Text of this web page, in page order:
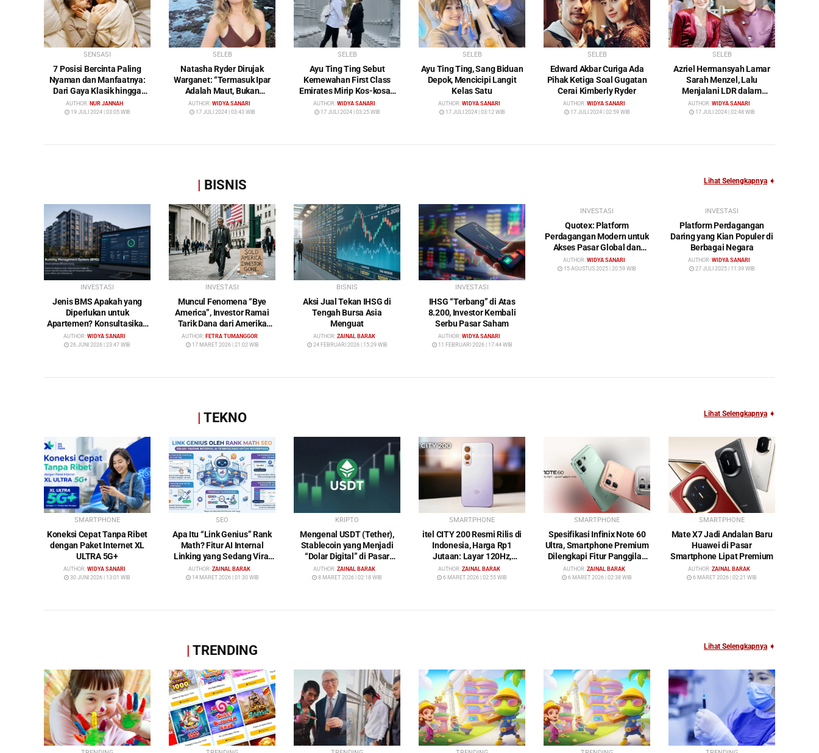
SENSASI
7 Posisi Bercinta Paling
Nyaman dan Manfaatnya:
Dari Gaya Klasik hingga
Gunting
AUTHOR: NUR JANNAH
19 JULI 2024 | 03:05 WIB
SELEB
Natasha Ryder Dirujak
Warganet: “Termasuk Ipar
Adalah Maut, Bukan
Mendamaikan Malah
Menyiram Bensin”
AUTHOR: WIDYA SANARI
17 JULI 2024 | 03:43 WIB
SELEB
Ayu Ting Ting Sebut
Kemewahan First Class
Emirates Mirip Kos-kosan
Mewah
AUTHOR: WIDYA SANARI
17 JULI 2024 | 03:25 WIB
SELEB
Ayu Ting Ting, Sang Biduan
Depok, Mencicipi Langit
Kelas Satu
AUTHOR: WIDYA SANARI
17 JULI 2024 | 03:12 WIB
SELEB
Edward Akbar Curiga Ada
Pihak Ketiga Soal Gugatan
Cerai Kimberly Ryder
AUTHOR: WIDYA SANARI
17 JULI 2024 | 02:59 WIB
SELEB
Azriel Hermansyah Lamar
Sarah Menzel, Lalu
Menjalani LDR dalam
Waktu yang Cukup Lama
AUTHOR: WIDYA SANARI
17 JULI 2024 | 02:48 WIB
| BISNIS Lihat Selengkapnya ➧
INVESTASI
Jenis BMS Apakah yang
Diperlukan untuk
Apartemen? Konsultasikan
Keperluan Anda Bersama
Bybamms!
AUTHOR: WIDYA SANARI
26 JUNI 2026 | 23:47 WIB
INVESTASI
Muncul Fenomena “Bye
America”, Investor Ramai
Tarik Dana dari Amerika
Serikat: Wall Street Mulai
Ditinggalkan
AUTHOR: FETRA TUMANGGOR
17 MARET 2026 | 21:02 WIB
BISNIS
Aksi Jual Tekan IHSG di
Tengah Bursa Asia
Menguat
AUTHOR: ZAINAL BARAK
24 FEBRUARI 2026 | 15:29 WIB
INVESTASI
IHSG “Terbang” di Atas
8.200, Investor Kembali
Serbu Pasar Saham
AUTHOR: WIDYA SANARI
11 FEBRUARI 2026 | 17:44 WIB
INVESTASI
Quotex: Platform
Perdagangan Modern untuk
Akses Pasar Global dan
Investasi Cerdas
AUTHOR: WIDYA SANARI
15 AGUSTUS 2025 | 20:59 WIB
INVESTASI
Platform Perdagangan
Daring yang Kian Populer di
Berbagai Negara
AUTHOR: WIDYA SANARI
27 JULI 2025 | 11:39 WIB
| TEKNO Lihat Selengkapnya ➧
SMARTPHONE
Koneksi Cepat Tanpa Ribet
dengan Paket Internet XL
ULTRA 5G+
AUTHOR: WIDYA SANARI
30 JUNI 2026 | 13:01 WIB
SEO
Apa Itu “Link Genius” Rank
Math? Fitur AI Internal
Linking yang Sedang Viral
di Dunia SEO
AUTHOR: ZAINAL BARAK
14 MARET 2026 | 01:30 WIB
KRIPTO
Mengenal USDT (Tether),
Stablecoin yang Menjadi
“Dolar Digital” di Pasar
Kripto
AUTHOR: ZAINAL BARAK
8 MARET 2026 | 02:18 WIB
SMARTPHONE
itel CITY 200 Resmi Rilis di
Indonesia, Harga Rp1
Jutaan: Layar 120Hz,
Kamera 50MP, NFC dan
Baterai 5200 mAh
AUTHOR: ZAINAL BARAK
6 MARET 2026 | 02:55 WIB
SMARTPHONE
Spesifikasi Infinix Note 60
Ultra, Smartphone Premium
Dilengkapi Fitur Panggilan
Satelit
AUTHOR: ZAINAL BARAK
6 MARET 2026 | 02:38 WIB
SMARTPHONE
Mate X7 Jadi Andalan Baru
Huawei di Pasar
Smartphone Lipat Premium
AUTHOR: ZAINAL BARAK
6 MARET 2026 | 02:21 WIB
| TRENDING Lihat Selengkapnya ➧